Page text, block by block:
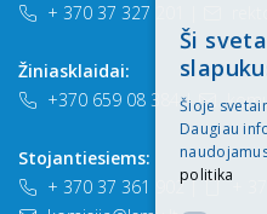
+ 370 37 327 201
Žiniasklaidai:
+370 659 08 384
|
Stojantiesiems:
+ 370 37 361 902 |
Ši
Šioje
Daugiau
politika